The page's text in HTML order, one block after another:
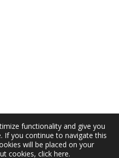
functionality and give you
If you continue to navigate this
will be placed on your
cookies, click here.